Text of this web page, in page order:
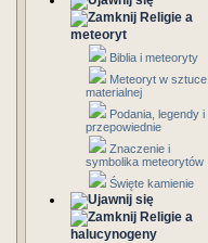
Religie a
meteoryt
Biblia i meteoryty
Meteoryt w sztuce
materialnej
Podania, legendy i
przepowiednie
Znaczenie i
symbolika meteorytów
Święte kamienie
Religie a
halucynogeny